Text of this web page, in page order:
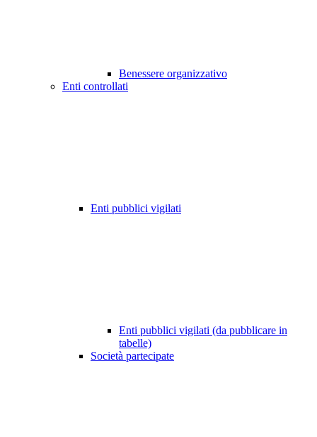
Benessere organizzativo
Enti controllati
Enti pubblici vigilati
Enti pubblici vigilati (da pubblicare in
tabelle)
Società partecipate